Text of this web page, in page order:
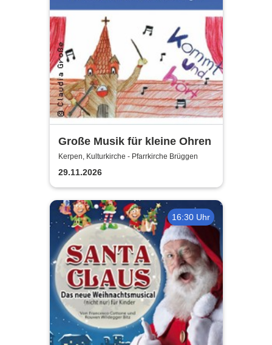
Große Musik für kleine Ohren
Kerpen, Kulturkirche - Pfarrkirche Brüggen
29.11.2026
16:30 Uhr